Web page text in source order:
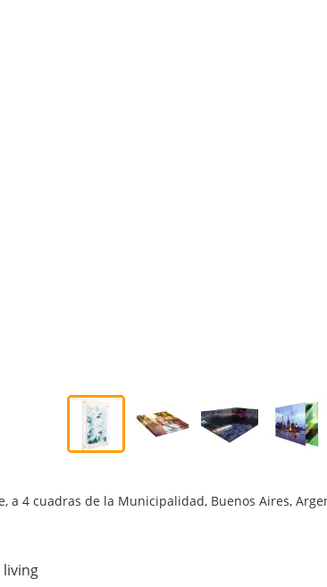
a 4 cuadras de la Municipalidad, Buenos Aires,
living